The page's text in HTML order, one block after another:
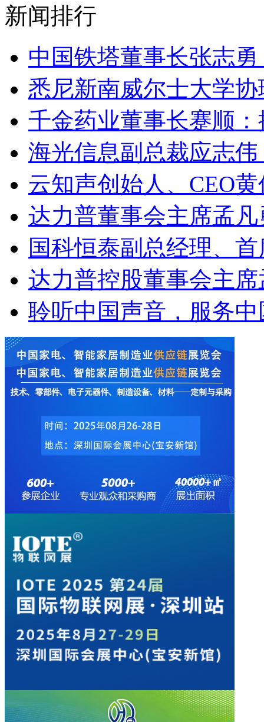
新闻排行
中国铁塔董事长张志
悉尼新南威尔士大学
千金药业董事长蹇顺
海光信息副总裁应志
云知声创始人、CEO
达力普董事会主席孟
国科恒泰副总经理、
达力普控股董事会主
聆听中国声音，服务